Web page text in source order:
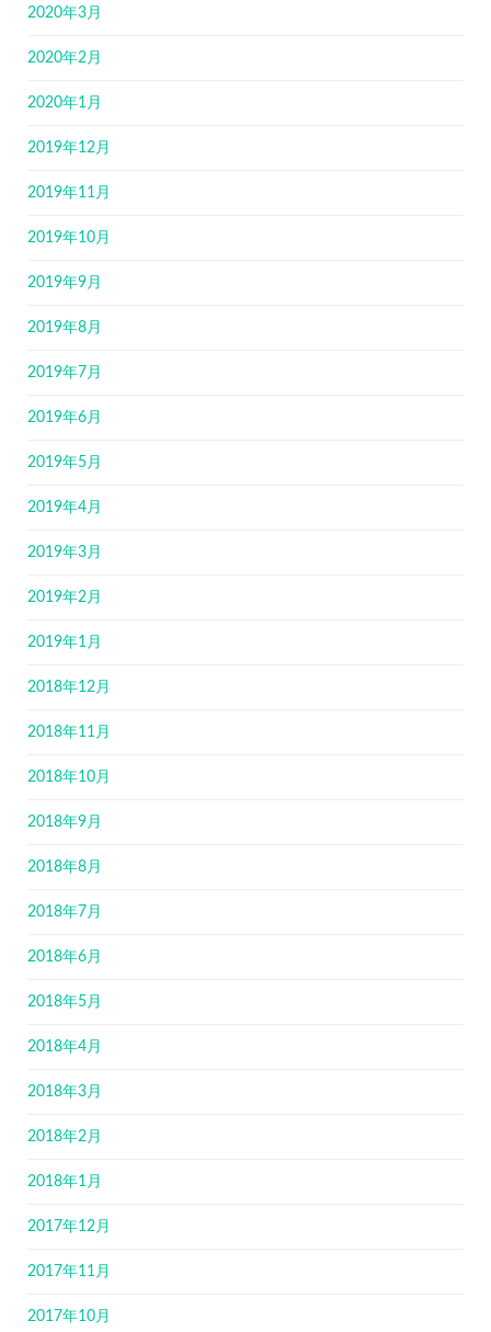
2020年3月
2020年2月
2020年1月
2019年12月
2019年11月
2019年10月
2019年9月
2019年8月
2019年7月
2019年6月
2019年5月
2019年4月
2019年3月
2019年2月
2019年1月
2018年12月
2018年11月
2018年10月
2018年9月
2018年8月
2018年7月
2018年6月
2018年5月
2018年4月
2018年3月
2018年2月
2018年1月
2017年12月
2017年11月
2017年10月